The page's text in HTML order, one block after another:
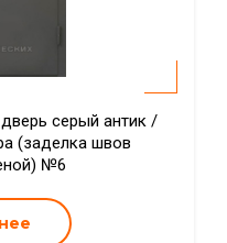
серый антик /
(заделка швов
№6